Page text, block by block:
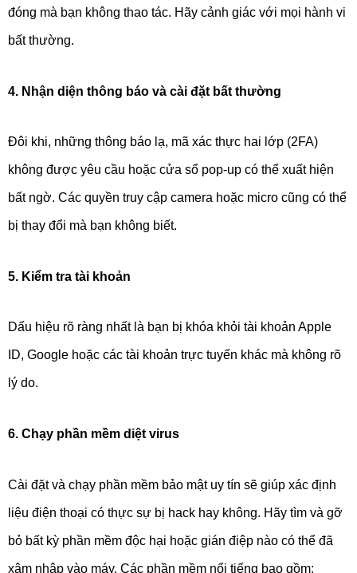
đóng mà bạn không thao tác. Hãy cảnh giác với mọi hành vi
bất thường.
4. Nhận diện thông báo và cài đặt bất thường
Đôi khi, những thông báo lạ, mã xác thực hai lớp (2FA)
không được yêu cầu hoặc cửa sổ pop-up có thể xuất hiện
bất ngờ. Các quyền truy cập camera hoặc micro cũng có thể
bị thay đổi mà bạn không biết.
5. Kiểm tra tài khoản
Dấu hiệu rõ ràng nhất là bạn bị khóa khỏi tài khoản Apple
ID, Google hoặc các tài khoản trực tuyến khác mà không rõ
lý do.
6. Chạy phần mềm diệt virus
Cài đặt và chạy phần mềm bảo mật uy tín sẽ giúp xác định
liệu điện thoại có thực sự bị hack hay không. Hãy tìm và gỡ
bỏ bất kỳ phần mềm độc hại hoặc gián điệp nào có thể đã
xâm nhập vào máy. Các phần mềm nổi tiếng bao gồm: